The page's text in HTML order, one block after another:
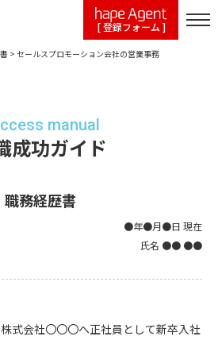
[ 登録フォーム ]
> セールスプロモーション会社の営業事務
manual
成功ガイド
職務経歴書
●年●月●日 現在
氏名 ●● ●●
式会社〇〇〇へ正社員として新卒入社